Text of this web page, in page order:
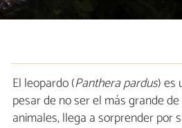
El leopardo (Panthera pardus)es
pesar de no ser el más grande
animales, llega a sorprender por